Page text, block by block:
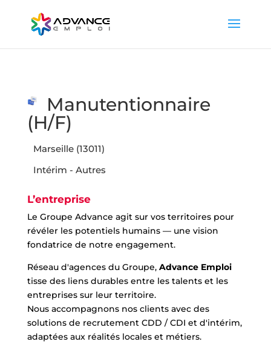
Manutentionnaire
(H/F)
Marseille (13011)
Intérim - Autres
L’entreprise
Le Groupe Advance agit sur vos territoires pour
révéler les potentiels humains — une vision
fondatrice de notre engagement.
Réseau d'agences du Groupe, Advance Emploi
tisse des liens durables entre les talents et les
entreprises sur leur territoire.
Nous accompagnons nos clients avec des
solutions de recrutement CDD / CDI et d'intérim,
adaptées aux réalités locales et métiers.